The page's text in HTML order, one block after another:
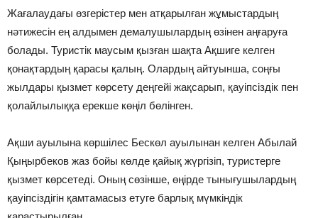
Жағалаудағы өзгерістер мен атқарылған жұмыстардың
нәтижесін ең алдымен демалушылардың өзінен аңғаруға
болады. Туристік маусым қызған шақта Ақшиге келген
қонақтардың қарасы қалың. Олардың айтуынша, соңғы
жылдары қызмет көрсету деңгейі жақсарып, қауіпсіздік пен
қолайлылыққа ерекше көңіл бөлінген.
Ақши ауылына көршілес Бескөл ауылынан келген Абылай
Қыңырбеков жаз бойы көлде қайық жүргізіп, туристерге
қызмет көрсетеді. Оның сөзінше, өңірде тынығушылардың
қауіпсіздігін қамтамасыз етуге барлық мүмкіндік